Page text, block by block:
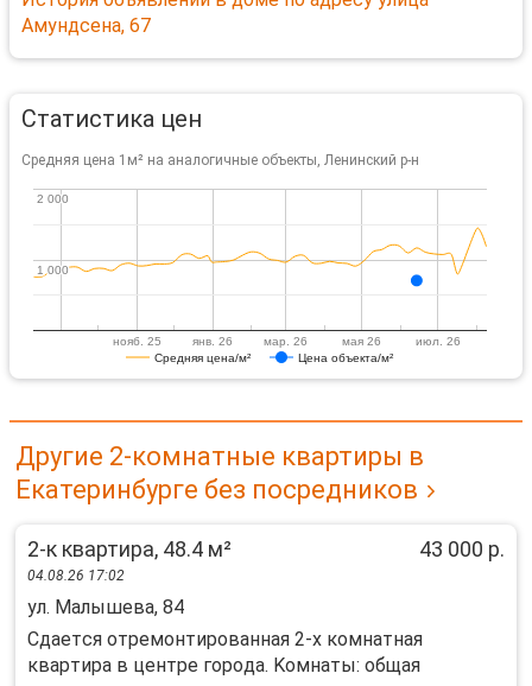
Амундсена, 67
Статистика цен
Средняя цена 1м² на аналогичные объекты, Ленинский р-н
Средняя цена/м² Цена объекта/м²
нояб. 25 янв. 26 мар. 26 мая 26 июл. 26
1 000
1 000
2 000
2 000
Другие 2-комнатные квартиры в
Екатеринбурге без посредников
2-к квартира, 48.4 м² 43 000 р.
04.08.26 17:02
ул. Малышева, 84
Сдaeтcя oтрeмонтированная 2-x комнaтная
квapтиpа в центpе гоpoдa. Koмнаты: общая